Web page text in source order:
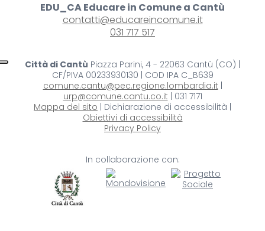
EDU_CA Educare in Comune a Cantù
contatti@educareincomune.it
031 717 517
Città di Cantù Piazza Parini, 4 - 22063 Cantù (CO) |
CF/PIVA 00233930130 | COD IPA C_B639
comune.cantu@pec.regione.lombardia.it
urp@comune.cantu.co.it | 031 7171
Mappa del sito | Dichiarazione di accessibilità |
Obiettivi di accessibilità
Privacy Policy
In collaborazione con: